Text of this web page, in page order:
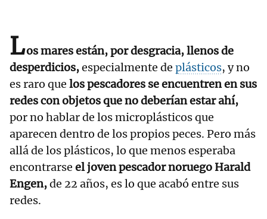
Los mares están, por desgracia, llenos de
desperdicios,especialmente de plásticos, y no
es raro que los pescadores se encuentren en sus
redes con objetos que no deberían estar ahí,
por no hablar de los microplásticos que
aparecen dentro de los propios peces. Pero más
allá de los plásticos, lo que menos esperaba
encontrarse el joven pescador noruego Harald
Engen,de 22 años, es lo que acabó entre sus
redes.